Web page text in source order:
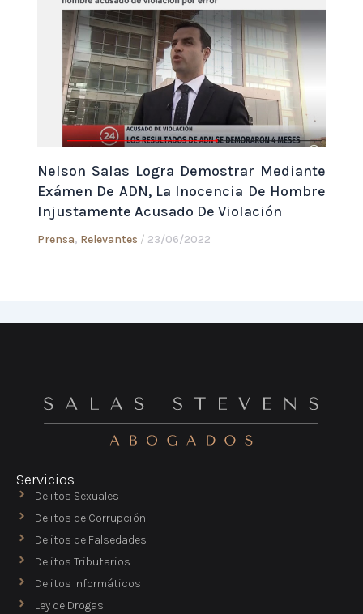
Nelson Salas Logra Demostrar Mediante
Exámen De ADN, La Inocencia De Hombre
Injustamente Acusado De Violación
Prensa, Relevantes / 23/06/2022
Servicios
Delitos Sexuales
Delitos de Corrupción
Delitos de Falsedades
Delitos Tributarios
Delitos Informáticos
Ley de Drogas